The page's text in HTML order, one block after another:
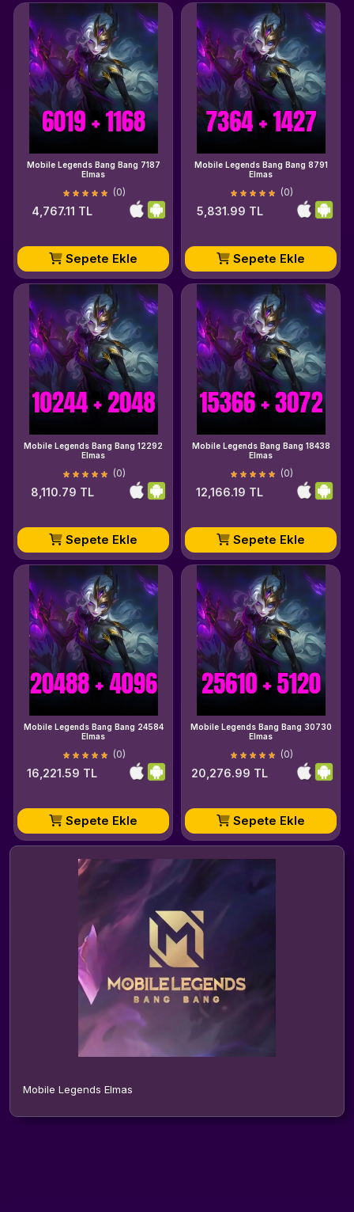
Mobile Legends Bang Bang 7187
Elmas
(0)
4,767.11 TL
Sepete Ekle
Mobile Legends Bang Bang 8791
Elmas
(0)
5,831.99 TL
Sepete Ekle
Mobile Legends Bang Bang 12292
Elmas
(0)
8,110.79 TL
Sepete Ekle
Mobile Legends Bang Bang 18438
Elmas
(0)
12,166.19 TL
Sepete Ekle
Mobile Legends Bang Bang 24584
Elmas
(0)
16,221.59 TL
Sepete Ekle
Mobile Legends Bang Bang 30730
Elmas
(0)
20,276.99 TL
Sepete Ekle
Mobile Legends Elmas